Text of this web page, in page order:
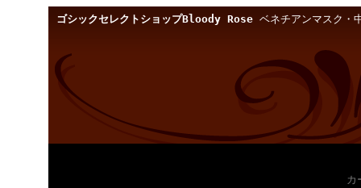
ゴシックセレクトショップBloody Roseベネチアンマスク・
カ